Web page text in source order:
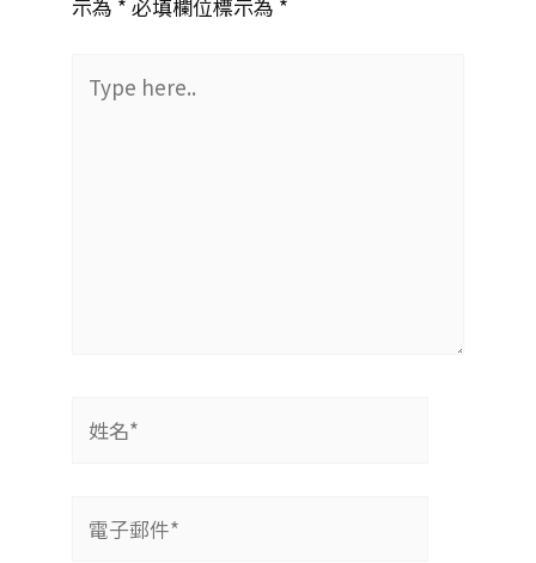
示為 * 必填欄位標示為 *
here..
名